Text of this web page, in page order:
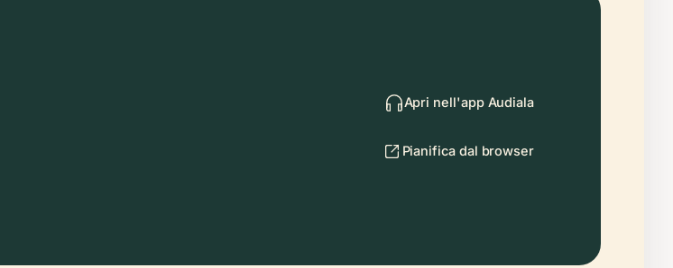
Apri nell'app Audiala
Pianifica dal browser